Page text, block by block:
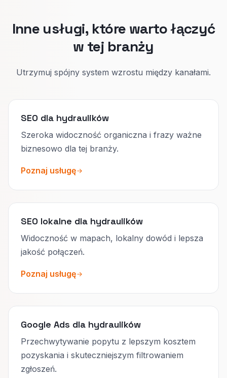
Inne usługi, które warto łączyć
w tej branży
Utrzymuj spójny system wzrostu między kanałami.
SEO dla hydraulików
Szeroka widoczność organiczna i frazy ważne
biznesowo dla tej branży.
Poznaj usługę
SEO lokalne dla hydraulików
Widoczność w mapach, lokalny dowód i lepsza
jakość połączeń.
Poznaj usługę
Google Ads dla hydraulików
Przechwytywanie popytu z lepszym kosztem
pozyskania i skuteczniejszym filtrowaniem
zgłoszeń.